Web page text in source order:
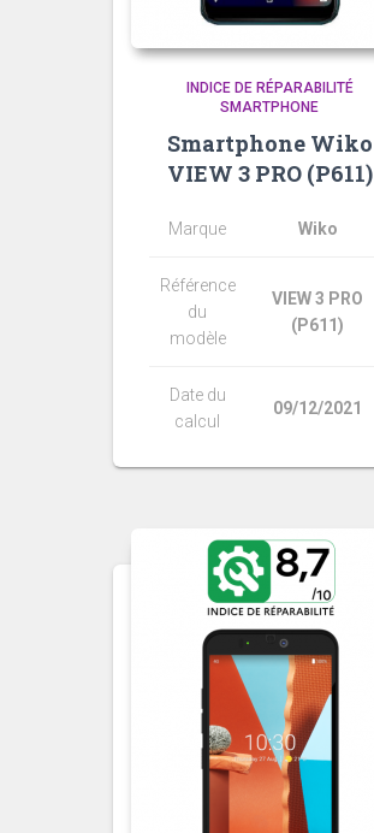
INDICE DE RÉPARABILITÉ
SMARTPHONE
Smartphone Wiko
VIEW 3 PRO (P611)
Marque Wiko
Référence
du
modèle
VIEW 3 PRO
(P611)
Date du
calcul
09/12/2021